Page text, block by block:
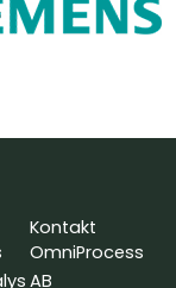
Kontakt
OmniProcess
AB